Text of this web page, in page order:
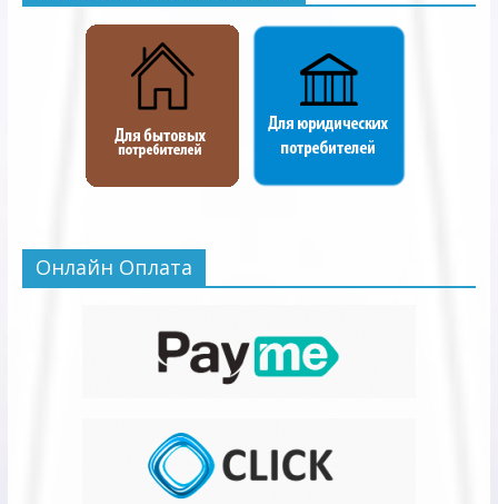
Онлайн Оплата